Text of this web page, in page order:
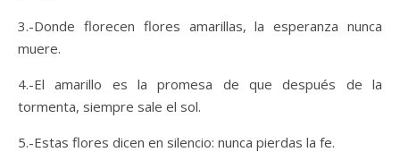
3.-Donde florecen flores amarillas, la esperanza nunca
muere.
4.-El amarillo es la promesa de que después de la
tormenta, siempre sale el sol.
5.-Estas flores dicen en silencio: nunca pierdas la fe.